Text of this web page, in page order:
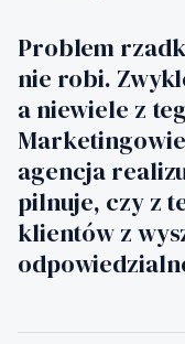
Problem
nie robi.
a niewiele z
agencja
pilnuje, czy z
klientów z